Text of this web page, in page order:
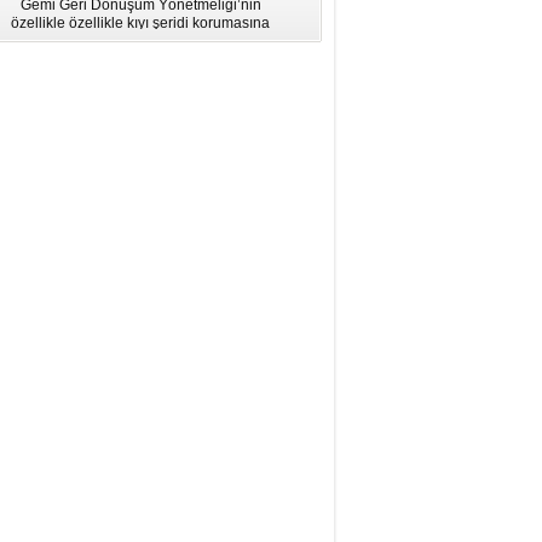
Gemi Geri Dönüşüm Yönetmeliği’nin
özellikle özellikle kıyı şeridi korumasına
ilişkin hükümlere uymadığı için AB